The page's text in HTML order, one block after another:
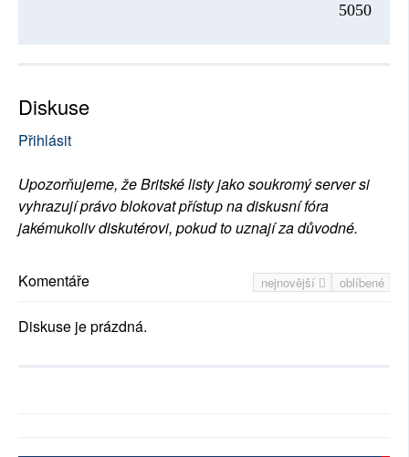
5050
Diskuse
Přihlásit
Upozorňujeme, že Britské listy jako soukromý server si
vyhrazují právo blokovat přístup na diskusní fóra
jakémukoliv diskutérovi, pokud to uznají za důvodné.
nejnovější oblíbené
Komentáře
Diskuse je prázdná.